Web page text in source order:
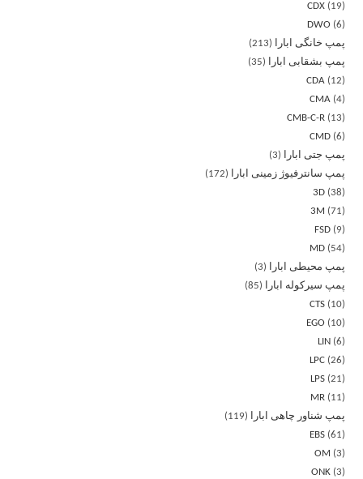
CDX
19
DWO
6
پمپ خانگی ابارا
213
پمپ بشقابی ابارا
35
CDA
12
CMA 4
CMB-C-R
13
CMD 6
پمپ جتی ابارا
3
پمپ سانترفیوژ زمینی ابارا
172
3D 38
3M
71
FSD
9
MD
54
پمپ محیطی ابارا
3
پمپ سیرکوله ابارا
85
CTS
10
EGO
10
LIN
6
LPC 26
LPS 21
MR
11
پمپ شناور چاهی ابارا
119
EBS 61
OM
3
ONK 3